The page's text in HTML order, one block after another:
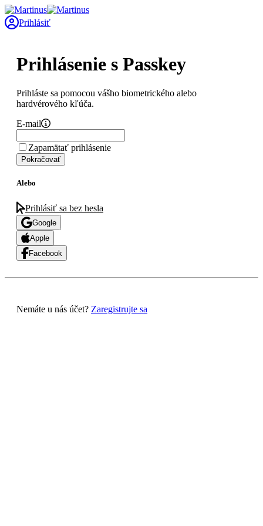
Prihlásiť
Prihlásenie s Passkey
Prihláste sa pomocou vášho biometrického alebo
hardvérového kľúča.
E-mail
Zapamätať prihlásenie
Pokračovať
Alebo
Prihlásiť sa bez hesla
Google
Apple
Facebook
Nemáte u nás účet? Zaregistrujte sa